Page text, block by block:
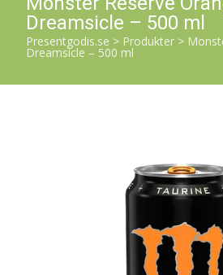
Dreamsicle – 500 ml
Presentgodis.se > Produkter >
Dreamsicle – 500 ml